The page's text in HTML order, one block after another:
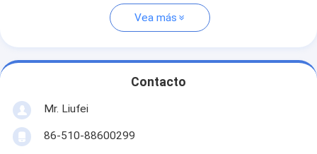
Vea más
Contacto
Mr. Liufei
86-510-88600299